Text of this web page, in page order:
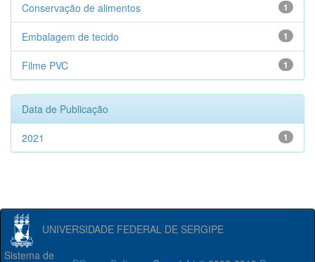
1
Conservação de alimentos
1
Embalagem de tecido
1
Filme PVC
Data de Publicação
1
2021
UNIVERSIDADE FEDERAL DE SERGIPE
Sistema de